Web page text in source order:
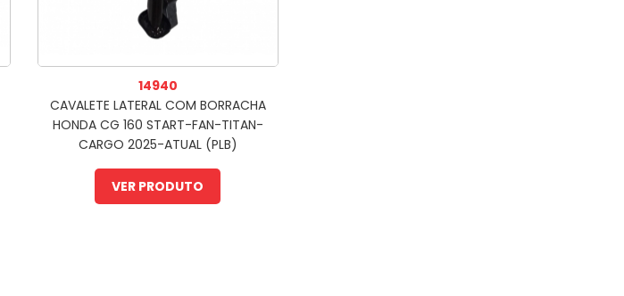
14940
CAVALETE LATERAL COM BORRACHA
HONDA CG 160 START-FAN-TITAN-
CARGO 2025-ATUAL (PLB)
VER PRODUTO